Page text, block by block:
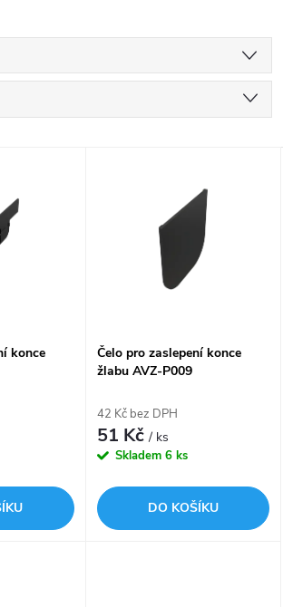
konce
Čelo pro zaslepení konce
žlabu AVZ-P009
42 Kč bez DPH
51 Kč/ ks
Skladem 6 ks
DO KOŠÍKU